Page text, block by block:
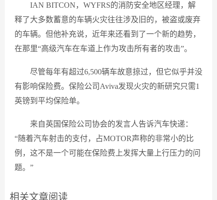
IAN BITCON，WYFRS的消防安全地区经理，解
释了大多数蓄意的车辆火灾往往涉及旧的，被盗或废弃
的车辆。但他补充说，近年来还看到了一个新的趋势，
在那里“高级汽车在车道上作为攻击所有者的攻击”。
尽管每年有超过6,500辆车故意掠过，但它似乎并没
有影响保险费。保险公司Aviva发现火灾的新研究只需1
英镑到平均保险单。
来自英国保险公司协会的发言人告诉汽车快递：
“随着汽车射击的支付，占MOTOR声称的非常小的比
例，这不是一个可能在保险费上发挥大量上行压力的问
题。”
相关文章阅读